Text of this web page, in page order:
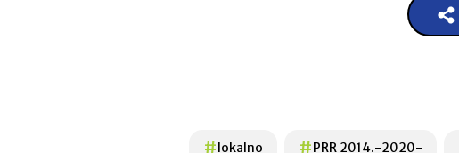
#lokalno #PRR 2014.-2020-